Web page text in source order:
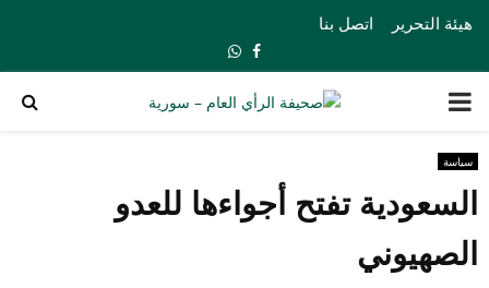
هيئة التحرير اتصل بنا
Facebook
Whatsapp
PRIMARY
MENU
سياسة
السعودية تفتح أجواءها للعدو
الصهيوني